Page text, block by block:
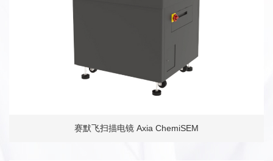
赛默飞扫描电镜 Axia ChemiSEM